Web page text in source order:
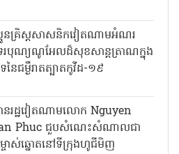
នគ្រិស្តសាសនិកវៀតណាមអំណរ
របុណ្យណូអែលដ៏សុខសាន្តត្រាណក្នុង
នៃជម្ងឺរាតត្បាតកូវីដ-១៩
នរដ្ឋវៀតណាមលោក Nguyen
Phuc ជួបសំណេះសំណាលជា
ាស់ឆ្នោតនៅទីក្រុងហូជីមិញ